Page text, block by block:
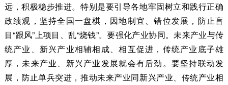
远，积极稳步推进。特别是要引导各地牢固树立和践行正确
政绩观，坚持全国一盘棋，因地制宜、错位发展，防止盲
目“跟风”上项目、乱“烧钱”。要强化产业协同。未来产业与传
统产业、新兴产业相辅相成、相互促进，传统产业底子雄
厚，未来产业、新兴产业发展就会有后劲。要坚持联动发
展，防止单兵突进，推动未来产业同新兴产业、传统产业相